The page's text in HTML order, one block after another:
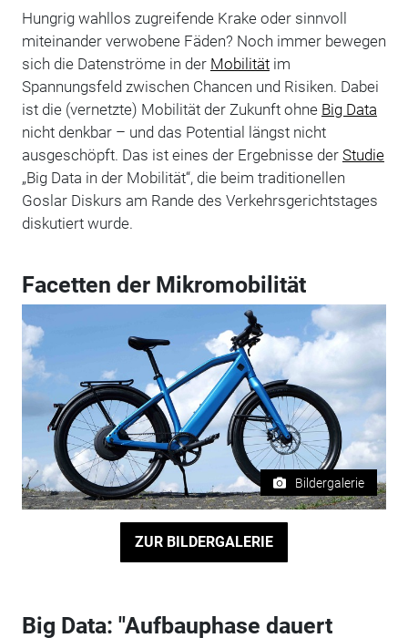
Hungrig wahllos zugreifende Krake oder sinnvoll
miteinander verwobene Fäden? Noch immer bewegen
sich die Datenströme in der Mobilitätim
Spannungsfeld zwischen Chancen und Risiken. Dabei
ist die (vernetzte) Mobilität der Zukunft ohne Big Data
nicht denkbar – und das Potential längst nicht
ausgeschöpft. Das ist eines der Ergebnisse der Studie
„Big Data in der Mobilität“, die beim traditionellen
Goslar Diskurs am Rande des Verkehrsgerichtstages
diskutiert wurde.
Facetten der Mikromobilität
Bildergalerie
ZUR BILDERGALERIE
Big Data: "Aufbauphase dauert